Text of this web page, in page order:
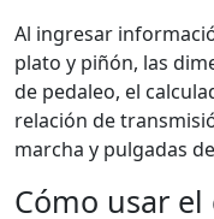
Al ingresar
plato y piñón, las
de pedaleo, el
relación de
marcha y pulgadas
Cómo usar